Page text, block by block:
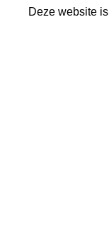
Deze website